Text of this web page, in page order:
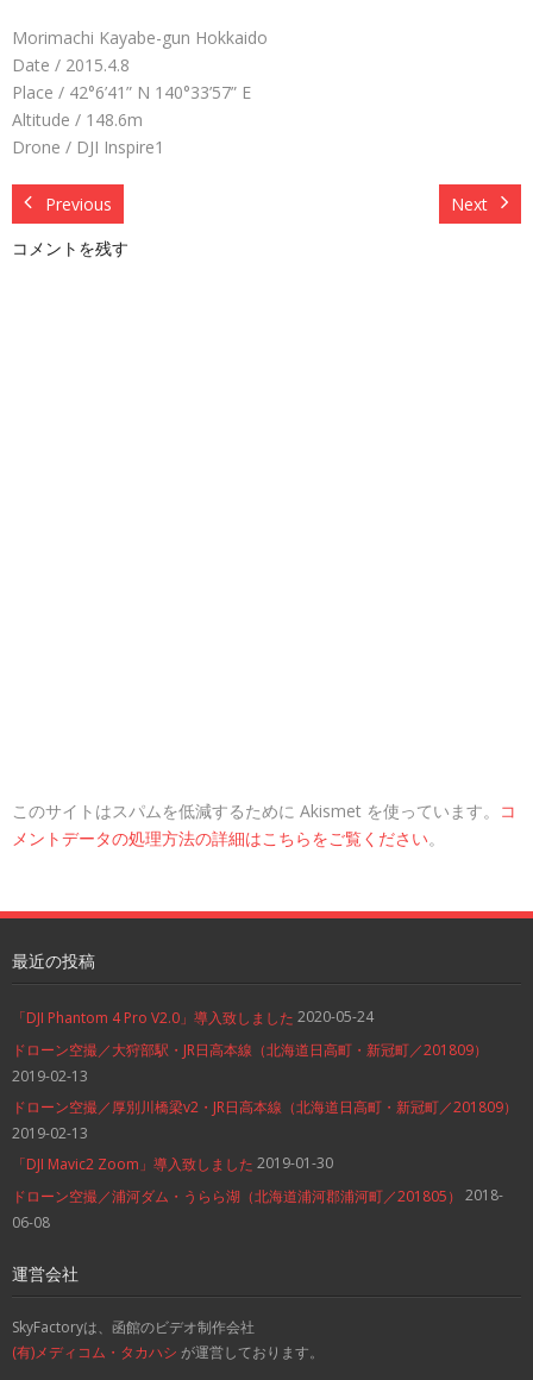
Morimachi Kayabe-gun Hokkaido
Date / 2015.4.8
Place / 42°6’41” N 140°33’57” E
Altitude / 148.6m
Drone / DJI Inspire1
Previous
Next
コメントを残す
このサイトはスパムを低減するために Akismet を使っています。 コ
メントデータの処理方法の詳細はこちらをご覧ください。
最近の投稿
「DJI Phantom 4 Pro V2.0」導入致しました 2020-05-24
ドローン空撮／大狩部駅・JR日高本線（北海道日高町・新冠町／201809）
2019-02-13
ドローン空撮／厚別川橋梁v2・JR日高本線（北海道日高町・新冠町／201809）
2019-02-13
「DJI Mavic2 Zoom」導入致しました 2019-01-30
ドローン空撮／浦河ダム・うらら湖（北海道浦河郡浦河町／201805） 2018-
06-08
運営会社
SkyFactoryは、函館のビデオ制作会社
(有)メディコム・タカハシ が運営しております。